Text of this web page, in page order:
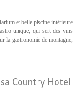
et belle piscine intérieure
unique, qui sert des vins
la gastronomie de montagne,
Country Hotel